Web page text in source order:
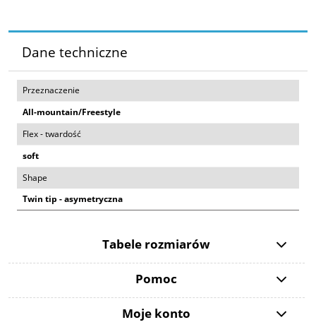
Dane techniczne
Przeznaczenie
All-mountain/Freestyle
Flex - twardość
soft
Shape
Twin tip - asymetryczna
Tabele rozmiarów
Pomoc
Moje konto